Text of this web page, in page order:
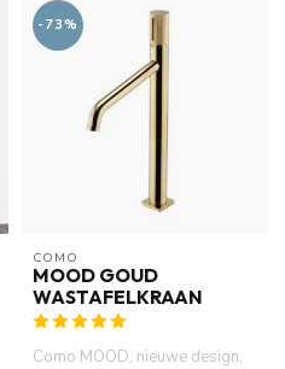
-73%
COMO
MOOD GOUD
WASTAFELKRAAN
Como MOOD, nieuwe design,